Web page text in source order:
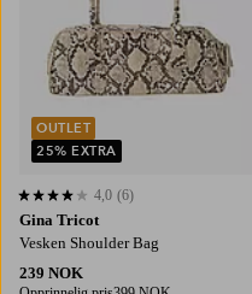
Gina Tricot
Vesken Shoulder Bag
239 NOK
4,0 basert på 6 karaktergivninger
4,0 (6)
OUTLET
25% EXTRA